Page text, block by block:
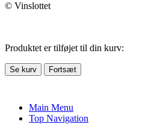
© Vinslottet
Produktet er tilføjet til din kurv:
Se kurv Fortsæt
Main Menu
Top Navigation